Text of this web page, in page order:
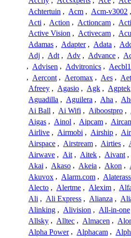
Achtertuin , Acm , Acm-v3002 ,
Acti , Action , Actioncam ,
Active Vision , Activecam ,
Adamas , Adapter , Adata ,
Adj , Adt , Adv , Advance ,
, Advisen , Advitronics , Aecbl1
, Aercont , Aeromax , Aes ,
Afreey , Agasio , Agk , Agptek
Aguadilla , Aguilera , Aha ,
Ai Ball , Ai Wifi , Aiboostpro ,
Aigas , Ainol , Aipcam ,
Airlive , Airmobi , Airship ,
Airspace , Airstream , Airties ,
Airwave , Ait , Aitek , Aivant ,
Akai , Akaso , Akeia , Akon ,
Akuvox , Alarm.com ,
Alecto , Alertme , Alexim ,
Ali , Ali Express , Alianza ,
Alinking , Alivision , All-in-one
Allsky , Alltec , Almacen ,
Alpha Power , Alphacam ,